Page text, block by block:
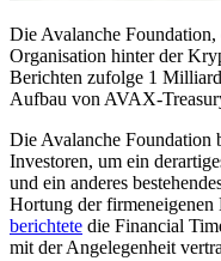
Die Avalanche
Organisation hinter der
Berichten zufolge 1
Aufbau von AVAX-
Die Avalanche Foundation
Investoren, um ein
und ein anderes
Hortung der
berichtete die Financial
mit der Angelegenheit